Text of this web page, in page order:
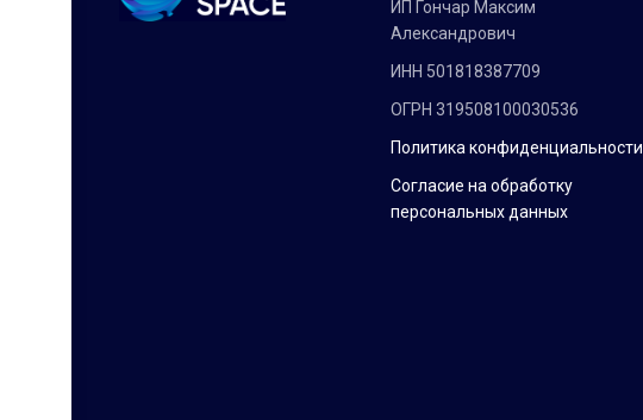
ИП Гончар Максим
Александрович
ИНН 501818387709
ОГРН 319508100030536
Политика конфиденциальности
Согласие на обработку
персональных данных